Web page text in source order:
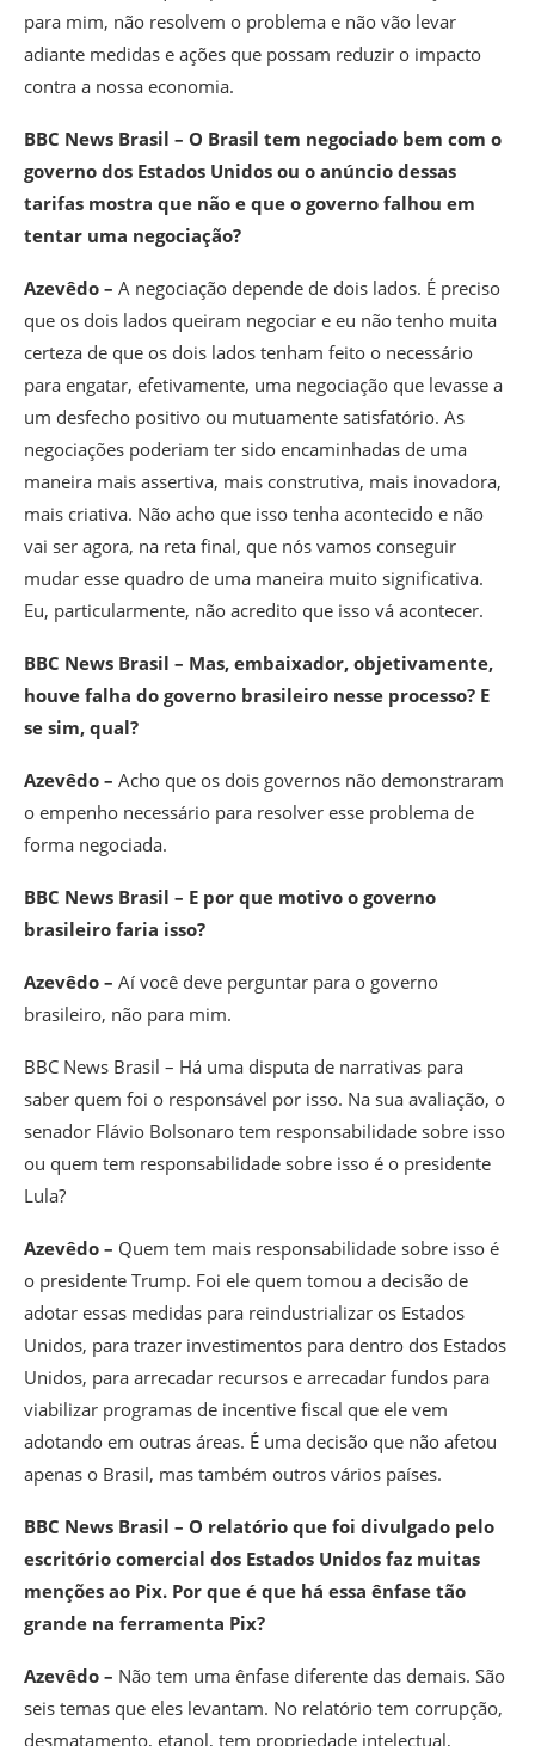
para mim, não resolvem o problema e não vão levar
adiante medidas e ações que possam reduzir o impacto
contra a nossa economia.
BBC News Brasil – O Brasil tem negociado bem com o
governo dos Estados Unidos ou o anúncio dessas
tarifas mostra que não e que o governo falhou em
tentar uma negociação?
Azevêdo – A negociação depende de dois lados. É preciso
que os dois lados queiram negociar e eu não tenho muita
certeza de que os dois lados tenham feito o necessário
para engatar, efetivamente, uma negociação que levasse a
um desfecho positivo ou mutuamente satisfatório. As
negociações poderiam ter sido encaminhadas de uma
maneira mais assertiva, mais construtiva, mais inovadora,
mais criativa. Não acho que isso tenha acontecido e não
vai ser agora, na reta final, que nós vamos conseguir
mudar esse quadro de uma maneira muito significativa.
Eu, particularmente, não acredito que isso vá acontecer.
BBC News Brasil – Mas, embaixador, objetivamente,
houve falha do governo brasileiro nesse processo? E
se sim, qual?
Azevêdo – Acho que os dois governos não demonstraram
o empenho necessário para resolver esse problema de
forma negociada.
BBC News Brasil – E por que motivo o governo
brasileiro faria isso?
Azevêdo – Aí você deve perguntar para o governo
brasileiro, não para mim.
BBC News Brasil – Há uma disputa de narrativas para
saber quem foi o responsável por isso. Na sua avaliação, o
senador Flávio Bolsonaro tem responsabilidade sobre isso
ou quem tem responsabilidade sobre isso é o presidente
Lula?
Azevêdo – Quem tem mais responsabilidade sobre isso é
o presidente Trump. Foi ele quem tomou a decisão de
adotar essas medidas para reindustrializar os Estados
Unidos, para trazer investimentos para dentro dos Estados
Unidos, para arrecadar recursos e arrecadar fundos para
viabilizar programas de incentive fiscal que ele vem
adotando em outras áreas. É uma decisão que não afetou
apenas o Brasil, mas também outros vários países.
BBC News Brasil – O relatório que foi divulgado pelo
escritório comercial dos Estados Unidos faz muitas
menções ao Pix. Por que é que há essa ênfase tão
grande na ferramenta Pix?
Azevêdo – Não tem uma ênfase diferente das demais. São
seis temas que eles levantam. No relatório tem corrupção,
desmatamento, etanol, tem propriedade intelectual,